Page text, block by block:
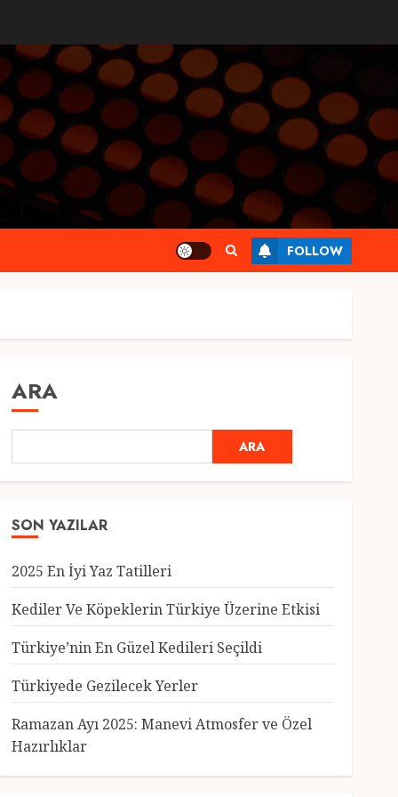
FOLLOW
ARA
ARA
SON YAZILAR
2025 En İyi Yaz Tatilleri
Kediler Ve Köpeklerin Türkiye Üzerine Etkisi
Türkiye’nin En Güzel Kedileri Seçildi
Türkiyede Gezilecek Yerler
Ramazan Ayı 2025: Manevi Atmosfer ve Özel
Hazırlıklar
3
Genel
Türkiye’nin En Güzel
Kedileri Seçildi